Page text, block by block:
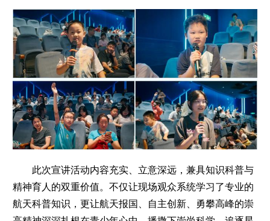
此次宣讲活动内容充实、立意深远，兼具知识科普与
精神育人的双重价值。不仅让现场观众系统学习了专业的
航天科普知识，更让航天报国、自主创新、勇攀高峰的崇